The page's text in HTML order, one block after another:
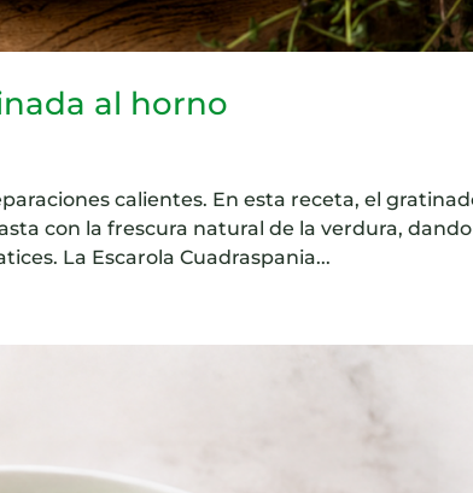
al horno
calientes. En esta receta, el
con la frescura natural de la verdura, dando
La Escarola Cuadraspania...